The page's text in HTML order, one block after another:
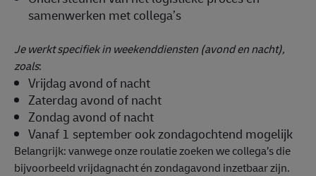
samenwerken met collega’s
Je werkt specifiek in weekenddiensten (avond en nacht),
zoals:
Vrijdag avond of nacht
Zaterdag avond of nacht
Zondag avond of nacht
Vanaf 1 september ook zondagochtend mogelijk
Belangrijk: vanwege onze roulatie zoeken we collega’s die
bijvoorbeeld vrijdagnacht én zondagavond inzetbaar zijn.